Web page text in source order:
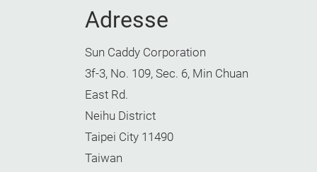
Adresse
Sun Caddy Corporation
3f-3, No. 109, Sec. 6, Min Chuan
East Rd.
Neihu District
Taipei City 11490
Taiwan